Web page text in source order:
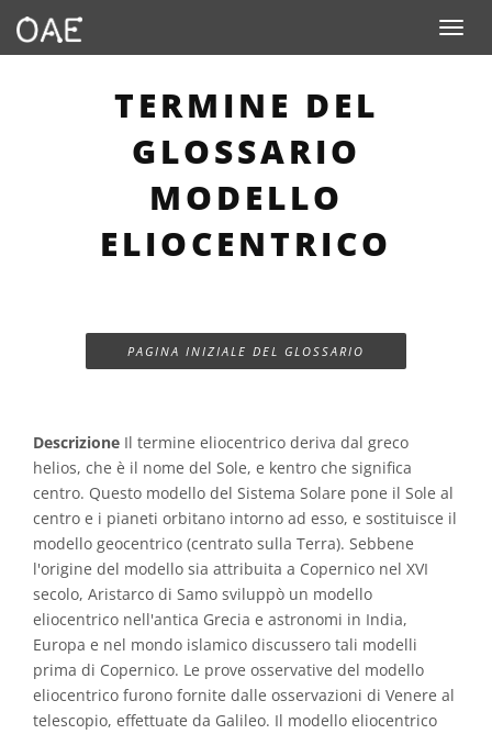
Toggle
TERMINE DEL
GLOSSARIO
MODELLO
ELIOCENTRICO
PAGINA INIZIALE DEL GLOSSARIO
Descrizione Il termine eliocentrico deriva dal greco
helios, che è il nome del Sole, e kentro che significa
centro. Questo modello del Sistema Solare pone il Sole al
centro e i pianeti orbitano intorno ad esso, e sostituisce il
modello geocentrico (centrato sulla Terra). Sebbene
l'origine del modello sia attribuita a Copernico nel XVI
secolo, Aristarco di Samo sviluppò un modello
eliocentrico nell'antica Grecia e astronomi in India,
Europa e nel mondo islamico discussero tali modelli
prima di Copernico. Le prove osservative del modello
eliocentrico furono fornite dalle osservazioni di Venere al
telescopio, effettuate da Galileo. Il modello eliocentrico